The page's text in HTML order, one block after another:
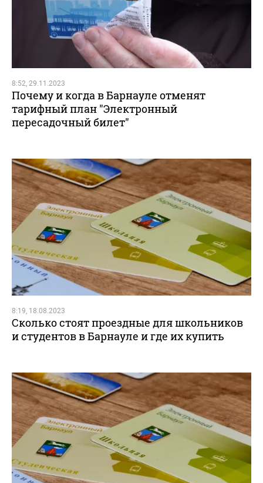
8:52, 29.11.2023
Почему и когда в Барнауле отменят
тарифный план "Электронный
пересадочный билет"
8:19, 18.08.2023
Сколько стоят проездные для школьников
и студентов в Барнауле и где их купить